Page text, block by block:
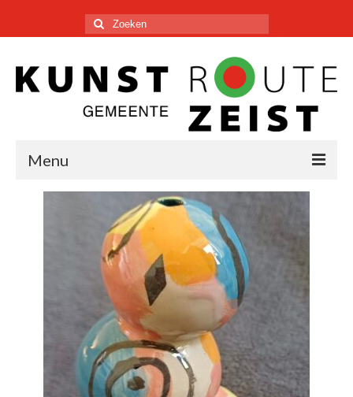
Zoeken
naar:
Menu
PLATTEGROND
DEELNEMEN